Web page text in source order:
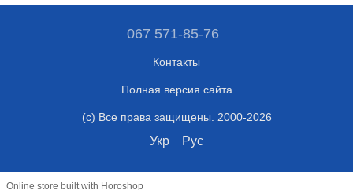
067 571-85-76
Контакты
Полная версия сайта
(c) Все права защищены. 2000-2026
Укр Рус
Online store built with Horoshop